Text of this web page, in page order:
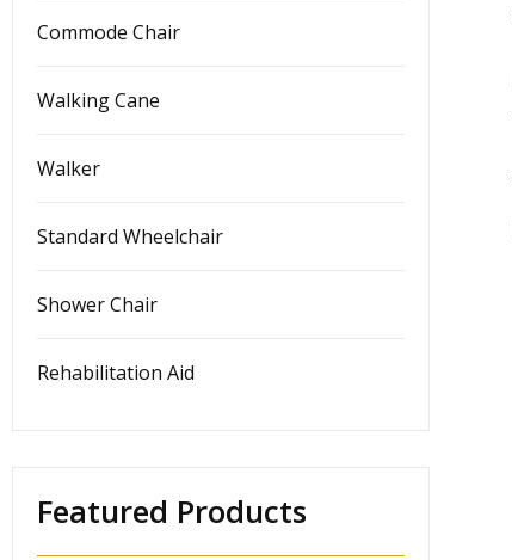
Commode Chair
Walking Cane
Walker
Standard Wheelchair
Shower Chair
Rehabilitation Aid
Featured Products